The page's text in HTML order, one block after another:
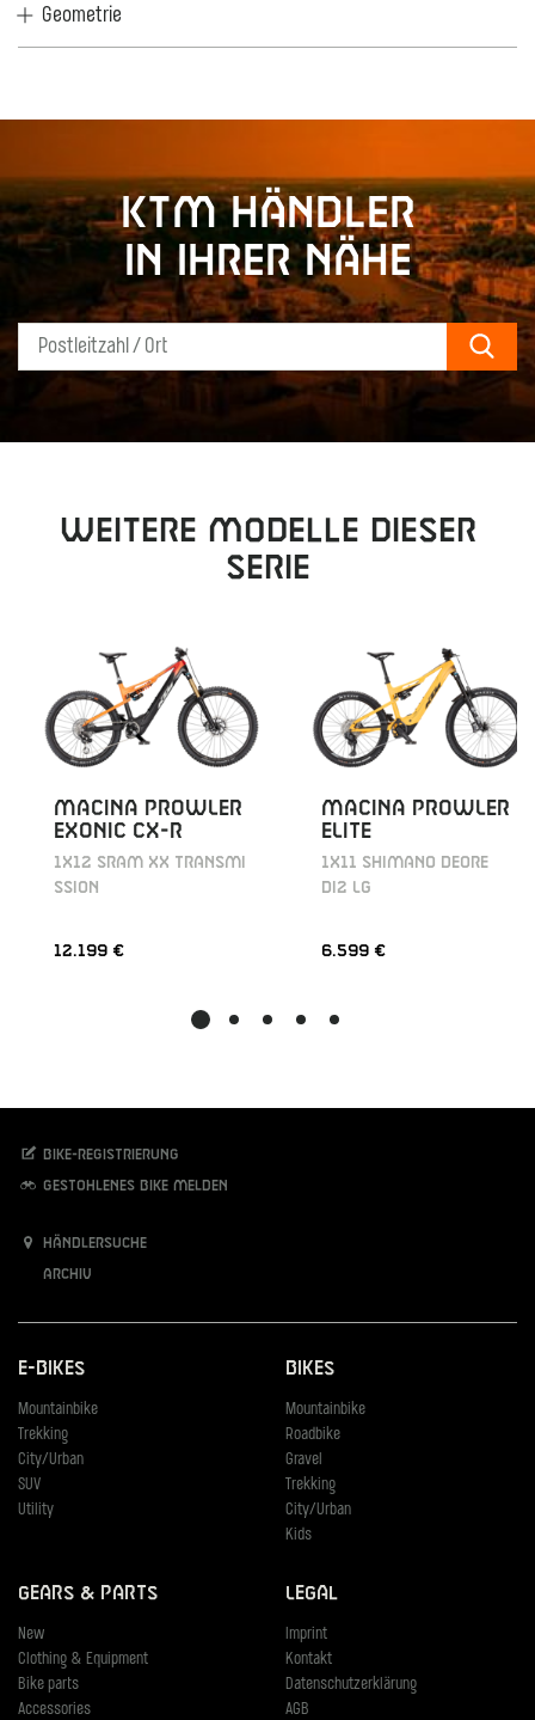
Geometrie
KTM Händler
in Ihrer Nähe
Weitere Modelle dieser
Serie
MACINA PROWLER
EXONIC CX-R
1X12 SRAM XX TRANSMI
SSION
12.199 €
MACINA PROWLER
ELITE
1X11 SHIMANO DEORE
DI2 LG
6.599 €
Bike-Registrierung
Gestohlenes Bike melden
Händlersuche
Archiv
E-Bikes
Mountainbike
Trekking
City/Urban
SUV
Utility
Bikes
Mountainbike
Roadbike
Gravel
Trekking
City/Urban
Kids
Gears & Parts
New
Clothing & Equipment
Bike parts
Accessories
Legal
Imprint
Kontakt
Datenschutzerklärung
AGB